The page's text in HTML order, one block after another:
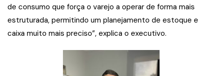
de consumo que força o varejo a operar de forma mais
estruturada, permitindo um planejamento de estoque e
caixa muito mais preciso”, explica o executivo.